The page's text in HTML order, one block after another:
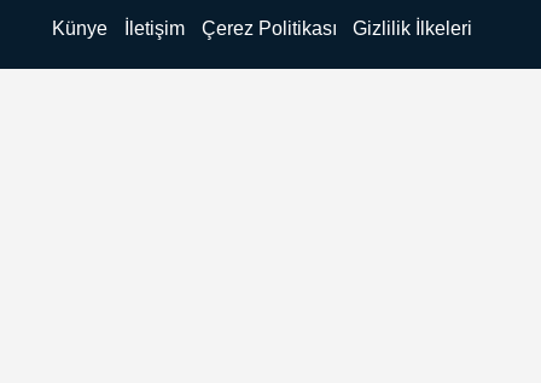
Künye İletişim Çerez Politikası Gizlilik İlkeleri